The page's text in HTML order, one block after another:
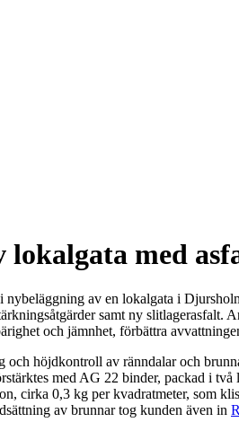
lokalgata med
nybeläggning av en lokalgata i
samt ny slitlagerasfalt.
och jämnhet, förbättra
och höjdkontroll av ränndalar och
med AG 22 binder, packad i
cirka 0,3 kg per kvadratmeter, som
av brunnar tog kunden även in